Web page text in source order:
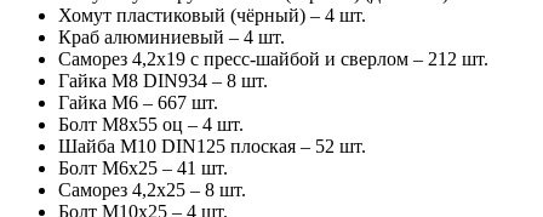
Хомут пластиковый (чёрный) – 4 шт.
Краб алюминиевый – 4 шт.
Саморез 4,2х19 с пресс-шайбой и сверлом – 212 шт.
Гайка М8 DIN934 – 8 шт.
Гайка М6 – 667 шт.
Болт М8х55 оц – 4 шт.
Шайба М10 DIN125 плоская – 52 шт.
Болт М6х25 – 41 шт.
Саморез 4,2х25 – 8 шт.
Болт М10х25 – 4 шт.